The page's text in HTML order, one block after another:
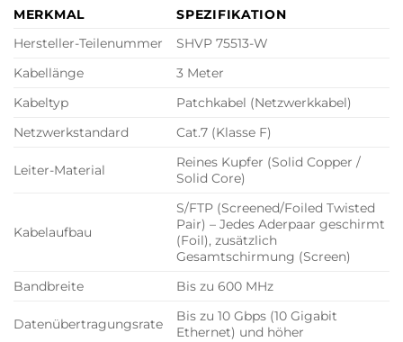
MERKMAL
SPEZIFIKATION
Hersteller-Teilenummer
SHVP 75513-W
Kabellänge
3 Meter
Kabeltyp
Patchkabel (Netzwerkkabel)
Netzwerkstandard
Cat.7 (Klasse F)
Leiter-Material
Reines Kupfer (Solid Copper /
Solid Core)
Kabelaufbau
S/FTP (Screened/Foiled Twisted
Pair) – Jedes Aderpaar geschirmt
(Foil), zusätzlich
Gesamtschirmung (Screen)
Bandbreite
Bis zu 600 MHz
Datenübertragungsrate
Bis zu 10 Gbps (10 Gigabit
Ethernet) und höher